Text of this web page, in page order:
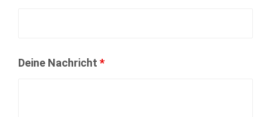
Deine Nachricht *